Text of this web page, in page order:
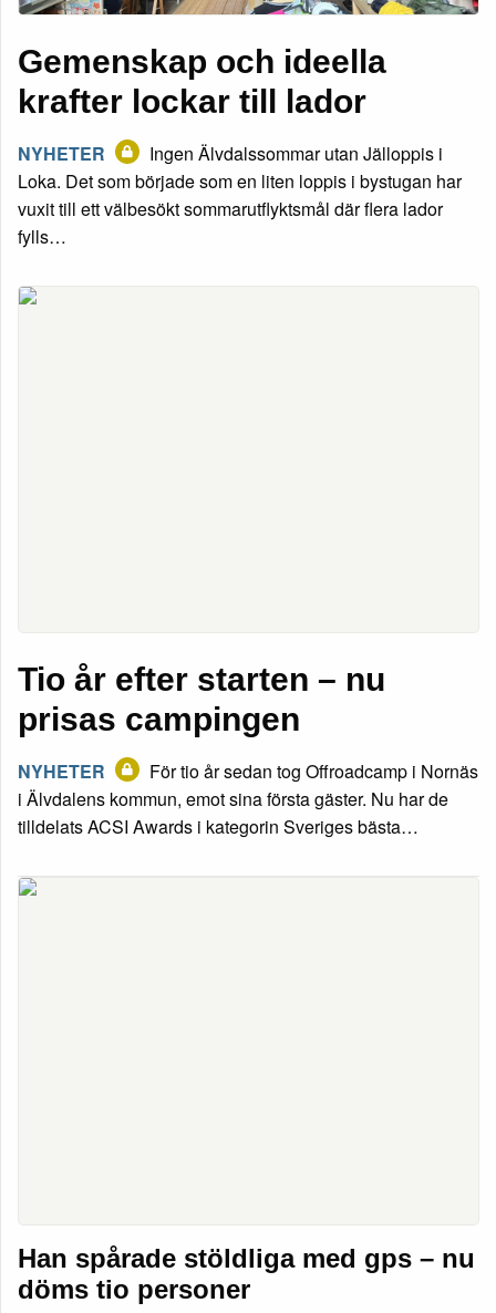
Gemenskap och ideella
krafter lockar till lador
NYHETER
Ingen Älvdalssommar utan Jälloppis i
Loka. Det som började som en liten loppis i bystugan har
vuxit till ett välbesökt sommarutflyktsmål där flera lador
fylls…
Tio år efter starten – nu
prisas campingen
NYHETER
För tio år sedan tog Offroadcamp i Nornäs
i Älvdalens kommun, emot sina första gäster. Nu har de
tilldelats ACSI Awards i kategorin Sveriges bästa…
Han spårade stöldliga med gps – nu
döms tio personer